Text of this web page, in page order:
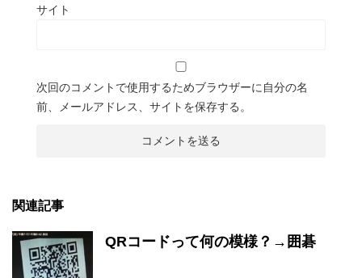
サイト
次回のコメントで使用するためブラウザーに自分の名
前、メールアドレス、サイトを保存する。
関連記事
QRコードって何の模様？→囲碁